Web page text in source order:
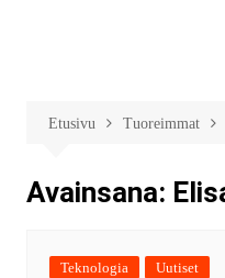
Etusivu Tuoreimmat
Avainsana:
Teknologia Uutiset